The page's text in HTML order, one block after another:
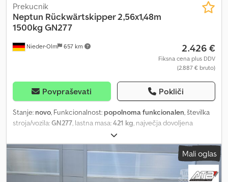
Nieder-Olm 657 km
Prekucnik
Neptun Rückwärtskipper 2,56x1,48m
1500kg GN277
2.426 €
Fiksna cena plus DDV
(2.887 € bruto)
Povpraševati Pokliči
Stanje: novo, Funkcionalnost: popolnoma funkcionalen, številka
stroja/vozila:GN277 , lastna masa:421 kg , največja dovoljena
, skupna masa:
os, dolžina tovornega prostora:2.560 mm, širina tovornega
, višina nakladalnega prostora:300 mm,
Dcedpfoqwdlzex Akcok - Hand pump with steel tank mounted on
Mali oglas